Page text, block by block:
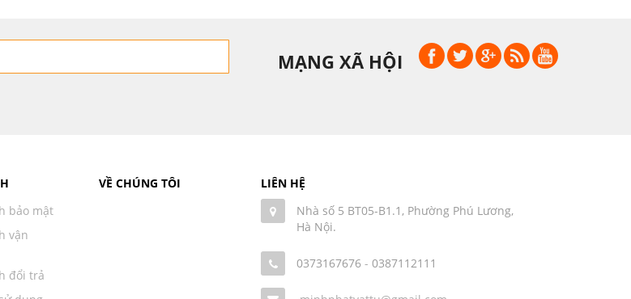
MẠNG XÃ HỘI
bảo mật
vận
đổi trả
VỀ CHÚNG TÔI
LIÊN HỆ
Nhà số 5 BT05-B1.1, Phường Phú Lương,
Hà Nội.
0373167676 - 0387112111